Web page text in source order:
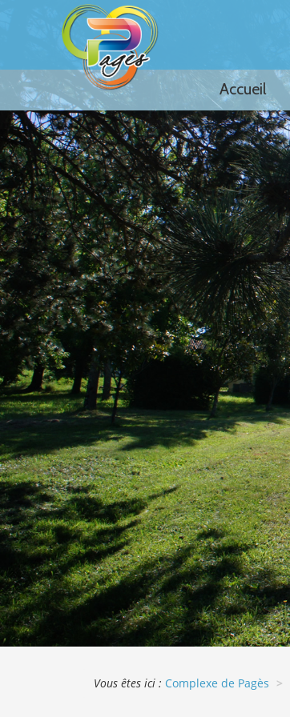
Accueil
Vous êtes ici : Complexe de Pagès